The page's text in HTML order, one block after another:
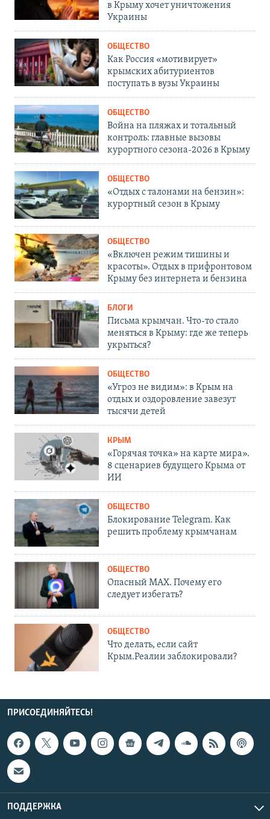
в Крыму хочет уничтожения
Украины
ОБЩЕСТВО
Как Россия «мотивирует»
крымских абитуриентов
поступать в вузы Украины
ОБЩЕСТВО
Война на пляжах и тотальный
контроль: главные вызовы
курортного сезона-2026 в Крыму
ОБЩЕСТВО
«Отдых с талонами на бензин»:
курортный сезон в Крыму
ОБЩЕСТВО
«Включен режим тишины и
красоты». Отдых в прифронтовом
Крыму без интернета и бензина
БЛОГИ
Письма крымчан. Что-то стало
меняться в Крыму: где же теперь
укрыться?
ОБЩЕСТВО
«Угроз не видим»: в Крым на
отдых и оздоровление завезут
тысячи детей
КРЫМ
«Горячая точка» на карте мира».
8 сценариев будущего Крыма от
ИИ
ОБЩЕСТВО
Блокирование Telegram. Как
решить проблему крымчанам
ОБЩЕСТВО
Опасный MAX. Почему его
следует избегать?
ОБЩЕСТВО
Что делать, если сайт
Крым.Реалии заблокировали?
ПРИСОЕДИНЯЙТЕСЬ!
ПОДДЕРЖКА